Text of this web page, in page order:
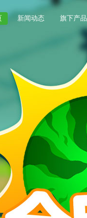
新闻动态 旗下产品